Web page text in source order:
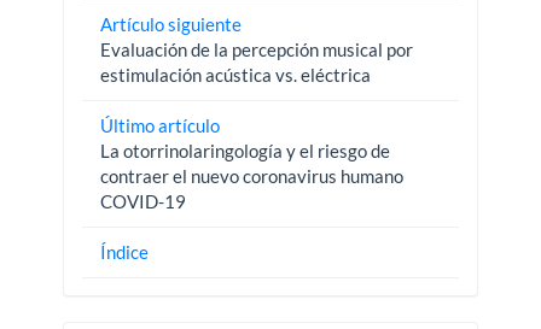
Artículo siguiente
Evaluación de la percepción musical por
estimulación acústica vs. eléctrica
Último artículo
La otorrinolaringología y el riesgo de
contraer el nuevo coronavirus humano
COVID-19
Índice